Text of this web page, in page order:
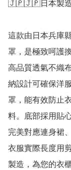
🇯🇵🇯🇵日本製
這款由日本兵庫
罩，是極致呵護
高品質透氣不織
納設計可確保洋
罩，能有效防止
料。底部採用貼
完美對應連身裙
衣服實際長度用
製造，為您的衣